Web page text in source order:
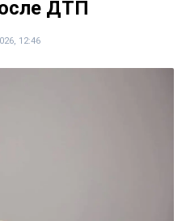
ДТП
12:46